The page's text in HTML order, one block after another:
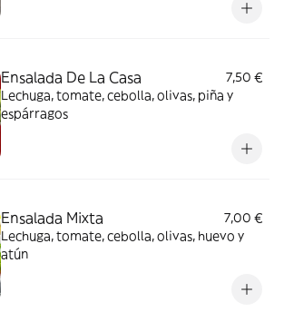
Ensalada De La Casa
7,50 €
Lechuga, tomate, cebolla, olivas, piña y
espárragos
Ensalada Mixta
7,00 €
Lechuga, tomate, cebolla, olivas, huevo y
atún